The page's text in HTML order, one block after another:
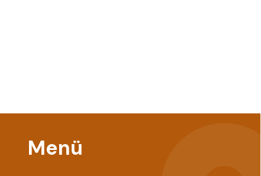
Menü